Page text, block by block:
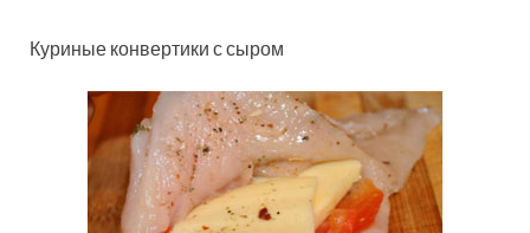
Куриные конвертики с сыром